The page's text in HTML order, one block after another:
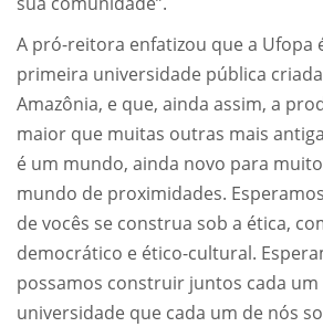
A pró-reitora enfatizou que a Ufopa
primeira universidade pública
Amazônia, e que, ainda assim, a
maior que muitas outras mais
é um mundo, ainda novo para
mundo de proximidades.
de vocês se construa sob a ética,
democrático e ético-cultural.
possamos construir juntos cada um
universidade que cada um de nós